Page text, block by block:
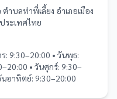
ำบลท่าพี่เลี้ยง อำเภอเมือง
ระเทศไทย
: 9:30–20:00 • วันพุธ:
• วันศุกร์: 9:30–
นอาทิตย์: 9:30–20:00